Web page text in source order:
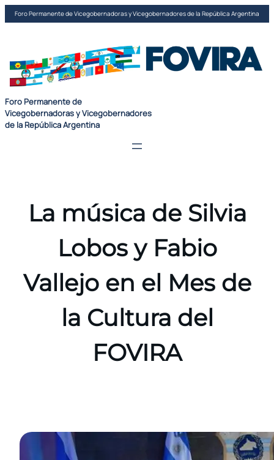
Saltar
al
Foro Permanente de Vicegobernadoras y Vicegobernadores de la República Argentina
Foro Permanente de
Vicegobernadoras y Vicegobernadores
de la República Argentina
La música de Silvia
Lobos y Fabio
Vallejo en el Mes de
la Cultura del
FOVIRA